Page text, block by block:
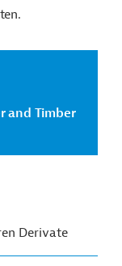
and Timber
Derivate